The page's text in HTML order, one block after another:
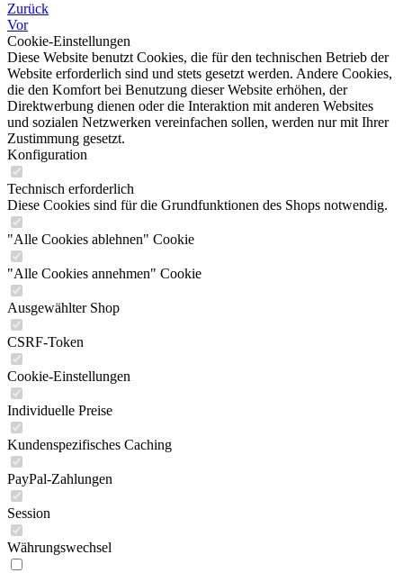
Zurück
Vor
Cookie-Einstellungen
Diese Website benutzt Cookies, die für den technischen Betrieb der
Website erforderlich sind und stets gesetzt werden. Andere Cookies,
die den Komfort bei Benutzung dieser Website erhöhen, der
Direktwerbung dienen oder die Interaktion mit anderen Websites
und sozialen Netzwerken vereinfachen sollen, werden nur mit Ihrer
Zustimmung gesetzt.
Konfiguration
Technisch erforderlich
Diese Cookies sind für die Grundfunktionen des Shops notwendig.
"Alle Cookies ablehnen" Cookie
"Alle Cookies annehmen" Cookie
Ausgewählter Shop
CSRF-Token
Cookie-Einstellungen
Individuelle Preise
Kundenspezifisches Caching
PayPal-Zahlungen
Session
Währungswechsel